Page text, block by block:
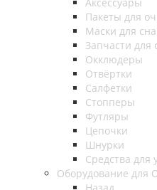
Пакеты для
Маски для сна
Запчасти для
Окклюдеры
Отвёртки
Салфетки
Стопперы
Футляры
Цепочки
Шнурки
Средства для
Оборудование для
Назад